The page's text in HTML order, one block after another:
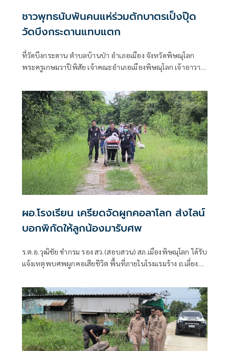
ชาวพุทธนับพันคนแห่ร่วมตักบาตรเป็งปุ๊ด
วัดบึงกระดานแทบแตก
ที่วัดบึงกระดาน ตำบลบ้านป่า อำเภอเมือง จังหวัดพิษณุโลก
พระครูเกษมวาปีพิสัย เจ้าคณะอำเภอเมืองพิษณุโลก เจ้าอาวาส
ประธานฝ่ายสงฆ์ ในพิธีนพเคราะห์ต่อชะตาเสริมบารมี สวด
คาถาบูชาพระอุปคุต 88 จบ และตักบาตรเที่ยงคืน 69 รูป
ผอ.โรงเรียน เครียดจัดผูกคอลาโลก ส่งไลน์
บอกพิกัดให้ลูกน้องมารับศพ
ร.ต.อ.วุฒิชัย ขำกรม รอง สว.(สอบสวน) สภ.เมืองพิษณุโลก ได้รับ
แจ้งเหตุพบศพผูกคอเสียชีวิต พื้นที่ภายในโรงแรมร้าง ถ.เลี่ยง
พิษณุโลก จึงรุดตรวจสอบที่เกิดเหตุพร้อมด้วยกู้ภัยพิษณุโลก
มูลนิธิประสาทบุญสถาน แพทย์เวรโรงพยาบาลพุทธชินราช
พิษณุโลก เมื่อมาถึงที่เกิดเหตุพบร่างผู้เสียชีวิตผูกคอตนเองใต้
ต้นยาง